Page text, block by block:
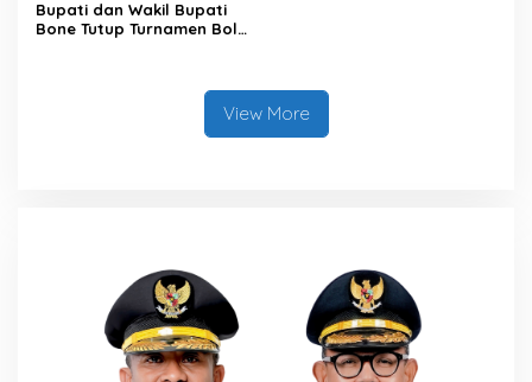
Bupati dan Wakil Bupati
Bone Tutup Turnamen Bola
View More